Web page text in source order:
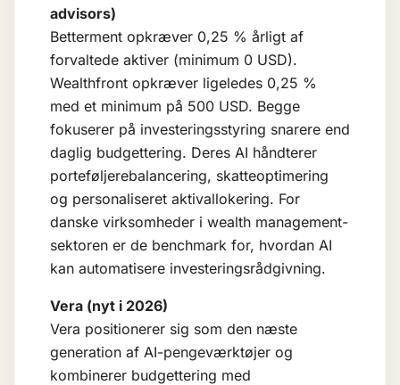
advisors)
Betterment opkræver 0,25 % årligt af
forvaltede aktiver (minimum 0 USD).
Wealthfront opkræver ligeledes 0,25 %
med et minimum på 500 USD. Begge
fokuserer på investeringsstyring snarere end
daglig budgettering. Deres AI håndterer
porteføljerebalancering, skatteoptimering
og personaliseret aktivallokering. For
danske virksomheder i wealth management-
sektoren er de benchmark for, hvordan AI
kan automatisere investeringsrådgivning.
Vera (nyt i 2026)
Vera positionerer sig som den næste
generation af AI-pengeværktøjer og
kombinerer budgettering med